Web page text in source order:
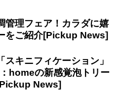
管理フェア！カラダに嬉
をご紹介
キニフィケーション」
homeの新感覚泡トリー